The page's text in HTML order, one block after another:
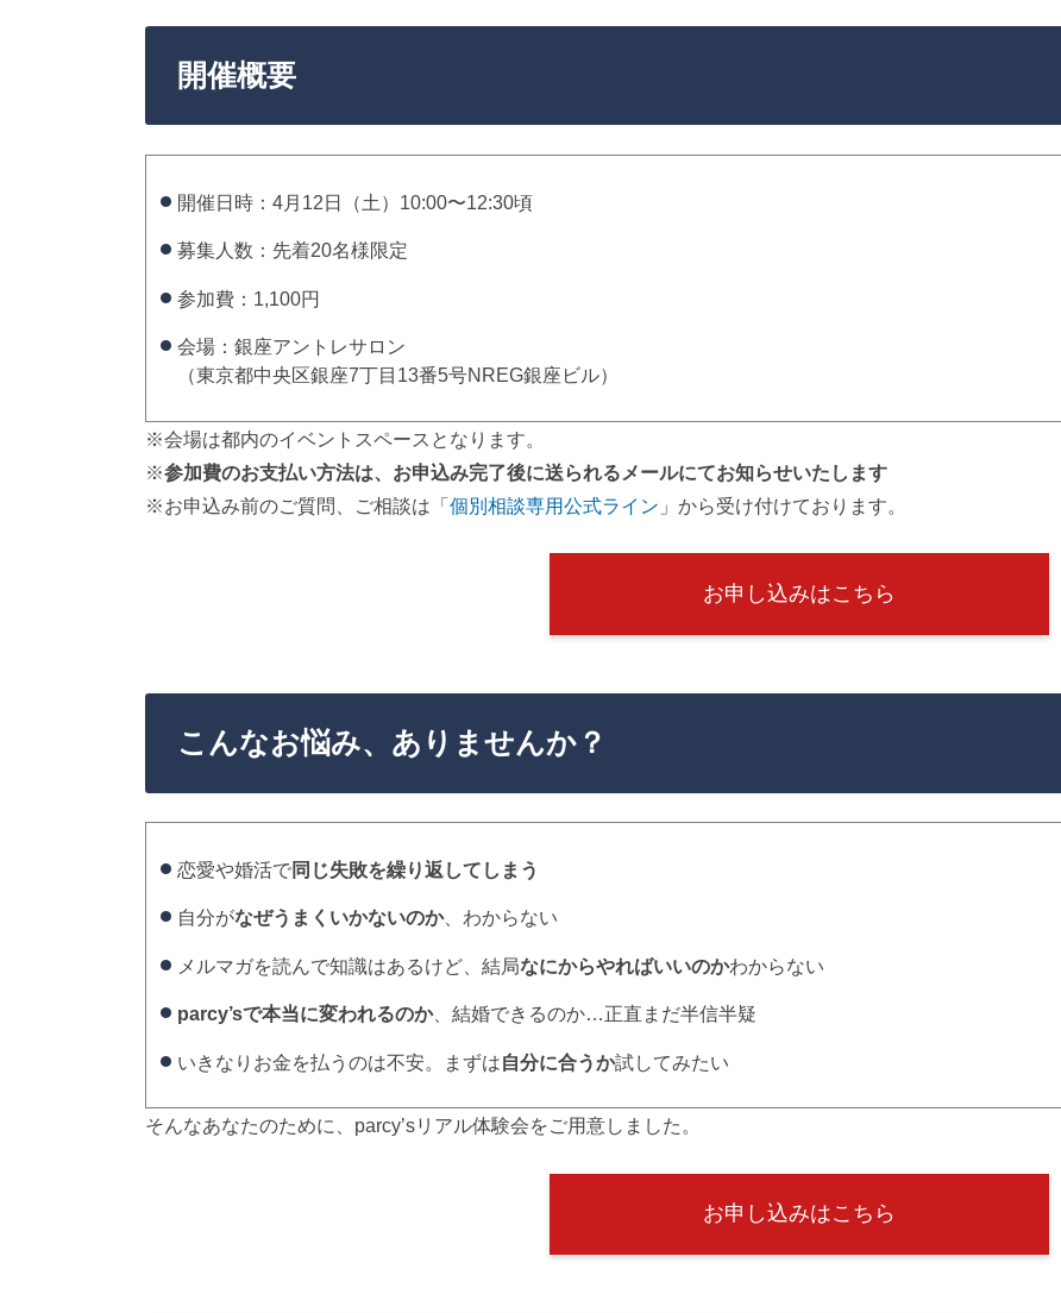
開催概要
開催日時：4月12日（土）10:00〜12:30頃
募集人数：先着20名様限定
参加費：1,100円
会場：銀座アントレサロン
（東京都中央区銀座7丁目13番5号NREG銀座ビル）
※会場は都内のイベントスペースとなります。
※参加費のお支払い方法は、お申込み完了後に送られるメールにてお知らせいたします
※お申込み前のご質問、ご相談は「個別相談専用公式ライン 」から受け付けております。
お申し込みはこちら
こんなお悩み、ありませんか？
恋愛や婚活で同じ失敗を繰り返してしまう
自分がなぜうまくいかないのか、わからない
メルマガを読んで知識はあるけど、結局なにからやればいいのかわからない
parcy’sで本当に変われるのか、結婚できるのか…正直まだ半信半疑
いきなりお金を払うのは不安。まずは自分に合うか試してみたい
そんなあなたのために、parcy’sリアル体験会をご用意しました。
お申し込みはこちら